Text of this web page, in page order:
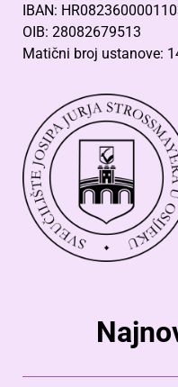
IBAN:
OIB: 28082679513
Matični broj ustanove: